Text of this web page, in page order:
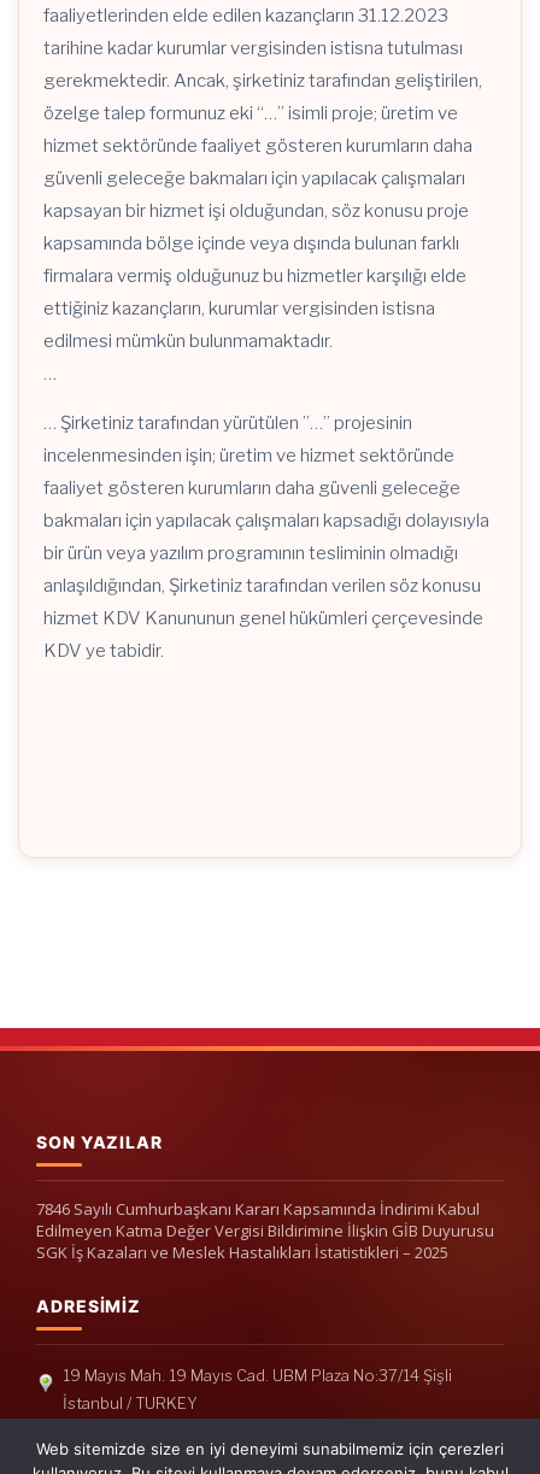
faaliyetlerinden elde edilen kazançların 31.12.2023
tarihine kadar kurumlar vergisinden istisna tutulması
gerekmektedir. Ancak, şirketiniz tarafından geliştirilen,
özelge talep formunuz eki “…” isimli proje; üretim ve
hizmet sektöründe faaliyet gösteren kurumların daha
güvenli geleceğe bakmaları için yapılacak çalışmaları
kapsayan bir hizmet işi olduğundan, söz konusu proje
kapsamında bölge içinde veya dışında bulunan farklı
firmalara vermiş olduğunuz bu hizmetler karşılığı elde
ettiğiniz kazançların, kurumlar vergisinden istisna
edilmesi mümkün bulunmamaktadır.
…
… Şirketiniz tarafından yürütülen ”…” projesinin
incelenmesinden işin; üretim ve hizmet sektöründe
faaliyet gösteren kurumların daha güvenli geleceğe
bakmaları için yapılacak çalışmaları kapsadığı dolayısıyla
bir ürün veya yazılım programının tesliminin olmadığı
anlaşıldığından, Şirketiniz tarafından verilen söz konusu
hizmet KDV Kanununun genel hükümleri çerçevesinde
KDV ye tabidir.
SON YAZILAR
7846 Sayılı Cumhurbaşkanı Kararı Kapsamında İndirimi Kabul
Edilmeyen Katma Değer Vergisi Bildirimine İlişkin GİB Duyurusu
SGK İş Kazaları ve Meslek Hastalıkları İstatistikleri – 2025
ADRESIMIZ
19 Mayıs Mah. 19 Mayıs Cad. UBM Plaza No:37/14 Şişli
İstanbul / TURKEY
Telefon: +90(212) 240 33 39
Telefon: +90(212) 248 19 36
Web sitemizde size en iyi deneyimi sunabilmemiz için çerezleri